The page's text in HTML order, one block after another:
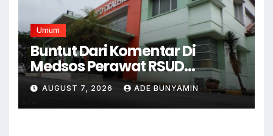
Umum
Buntut Dari Komentar Di
Medsos Perawat RSUD
Cicalengka Di Non Aktifkan
AUGUST 7, 2026 ADE BUNYAMIN